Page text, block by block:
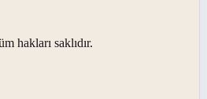
hakları saklıdır.